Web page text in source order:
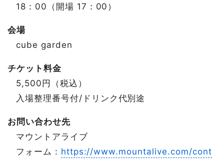
18：00（開場 17：00）
会場
cube garden
チケット料金
5,500円（税込）
入場整理番号付/ドリンク代別途
お問い合わせ先
マウントアライブ
フォーム : https://www.mountalive.com/cont